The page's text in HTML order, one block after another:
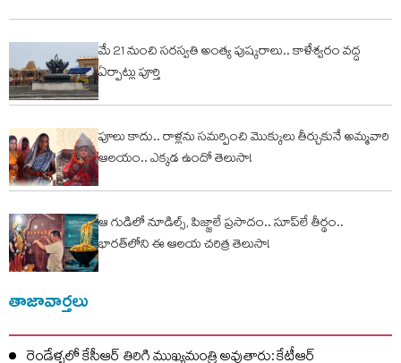
మే 21 నుంచి సరస్వతి అంత్య పుష్కరాలు.. కాళేశ్వరం వద్ద
ఏర్పాట్లు పూర్తి
పూలు కాదు.. రాళ్లను సమర్పించి మొక్కులు తీర్చుకునే అమ్మవారి
ఆలయం.. ఎక్కడ ఉందో తెలుసా!
ఆ గుడిలో నూడిల్స్, పిజ్జాలే ప్రసాదం.. సూప్‌లే తీర్థం..
భారత్‌లోని ఈ ఆలయ చరిత్ర తెలుసా!
తాజావార్తలు